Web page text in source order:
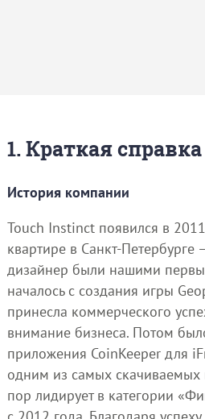
1. Краткая
История компании
Touch Instinct появился в
квартире в Санкт-Петербурге
дизайнер были нашими
началось с создания игры
принесла коммерческого
внимание бизнеса. Потом
приложения CoinKeeper для
одним из самых
пор лидирует в категории